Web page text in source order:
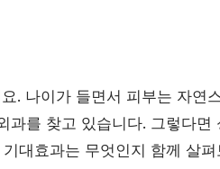
. 나이가 들면서 피부는 자연
를 찾고 있습니다. 그렇다면
대효과는 무엇인지 함께 살